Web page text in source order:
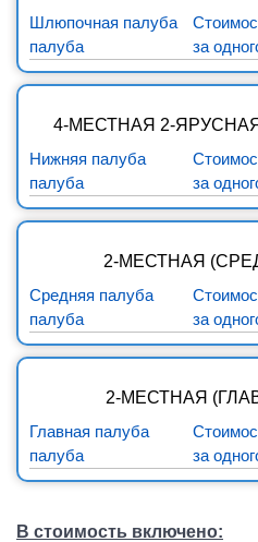
Шлюпочная палуба
палуба
за
4-МЕСТНАЯ 2-
Нижняя палуба
палуба
за
2-МЕСТНАЯ
Средняя палуба
палуба
за
2-МЕСТНАЯ
Главная палуба
палуба
за
В стоимость включено: